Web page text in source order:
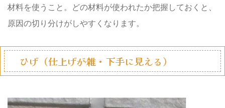
材料を使うこと。どの材料が使われたか把握しておくと、
原因の切り分けがしやすくなります。
ひげ（仕上げが雑・下手に見える）